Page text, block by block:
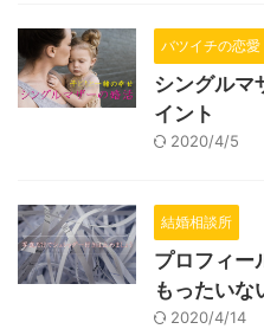
バツイチの恋愛
シングルマ
イント
2020/4/5
結婚相談所
プロフィー
もったいな
2020/4/14